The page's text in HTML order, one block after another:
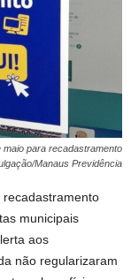
para recadastramento
Manaus Previdência
recadastramento
municipais
aos
não regularizaram